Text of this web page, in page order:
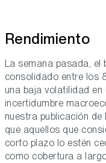
Rendimiento
La semana pasada,
consolidado entre los
una baja volatilidad
incertidumbre
nuestra publicación
que aquellos que
corto plazo lo estén
como cobertura a